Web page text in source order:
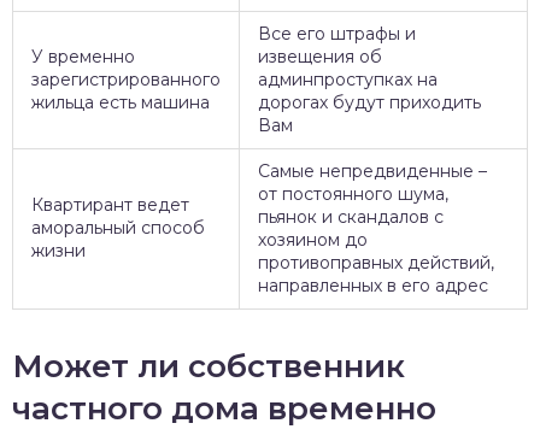
У временно
зарегистрированного
жильца есть машина
Все его штрафы и
извещения об
админпроступках на
дорогах будут приходить
Вам
Квартирант ведет
аморальный способ
жизни
Самые непредвиденные –
от постоянного шума,
пьянок и скандалов с
хозяином до
противоправных действий,
направленных в его адрес
Может ли собственник
частного дома временно